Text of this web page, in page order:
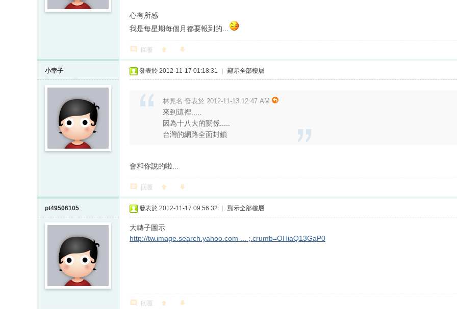
心有所感
我是每星期每個月都要報到的...
回覆
小幸子 發表於 2012-11-17 01:18:31 顯示全部樓層
林見名 發表於 2012-11-13 12:47 AM
來到這裡.....
因為十八大的關係.....
台灣的網路全面封鎖
會和你說的啦...
回覆
pt49506105 發表於 2012-11-17 09:56:32 顯示全部樓層
大轉子圖示
http://tw.image.search.yahoo.com ... ;.crumb=OHiaQ13GaP0
回覆